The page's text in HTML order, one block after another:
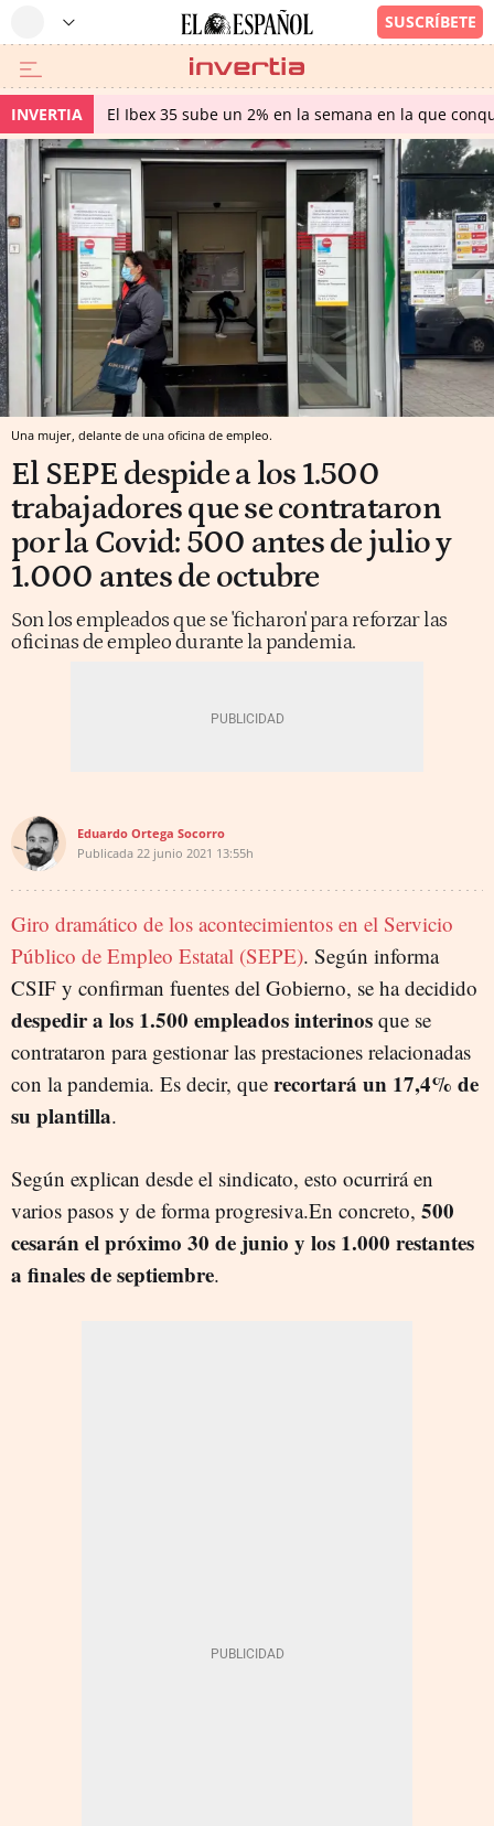
INVERTIA El Ibex 35 sube un 2% en la semana en la que
Una mujer, delante de una oficina de empleo.
El SEPE despide a los 1.500
trabajadores que se contrataron
por la Covid: 500 antes de julio y
1.000 antes de octubre
Son los empleados que se 'ficharon' para reforzar las
oficinas de empleo durante la pandemia.
Eduardo Ortega Socorro
Publicada 22 junio 2021 13:55h
Giro dramático de los acontecimientos en el Servicio
Público de Empleo Estatal (SEPE). Según informa
CSIF y confirman fuentes del Gobierno, se ha decidido
despedir a los 1.500 empleados interinos que se
contrataron para gestionar las prestaciones relacionadas
con la pandemia. Es decir, que recortará un 17,4% de
su plantilla.
Según explican desde el sindicato, esto ocurrirá en
varios pasos y de forma progresiva.En concreto, 500
cesarán el próximo 30 de junio y los 1.000 restantes
a finales de septiembre.